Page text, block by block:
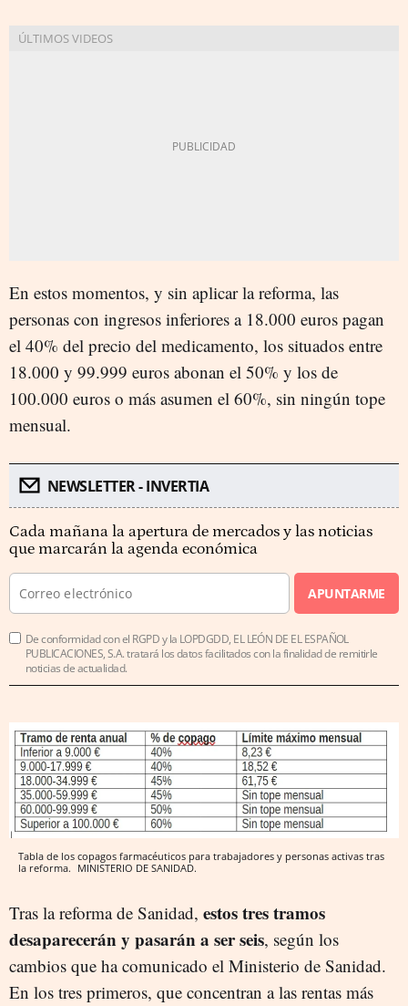
En estos momentos, y sin aplicar la reforma, las
personas con ingresos inferiores a 18.000 euros pagan
el 40% del precio del medicamento, los situados entre
18.000 y 99.999 euros abonan el 50% y los de
100.000 euros o más asumen el 60%, sin ningún tope
mensual.
NEWSLETTER - INVERTIA
Cada mañana la apertura de mercados y las noticias
que marcarán la agenda económica
APUNTARME
De conformidad con el RGPD y la LOPDGDD, EL LEÓN DE EL ESPAÑOL
PUBLICACIONES, S.A. tratará los datos facilitados con la finalidad de remitirle
noticias de actualidad.
Tabla de los copagos farmacéuticos para trabajadores y personas activas tras
la reforma. MINISTERIO DE SANIDAD.
Tras la reforma de Sanidad, estos tres tramos
desaparecerán y pasarán a ser seis, según los
cambios que ha comunicado el Ministerio de Sanidad.
En los tres primeros, que concentran a las rentas más